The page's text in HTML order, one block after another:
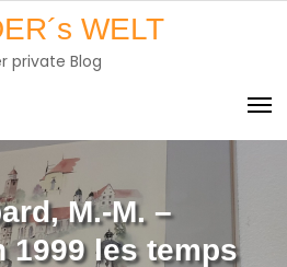
WELT
private Blog
M.-M. –
1999 les temps